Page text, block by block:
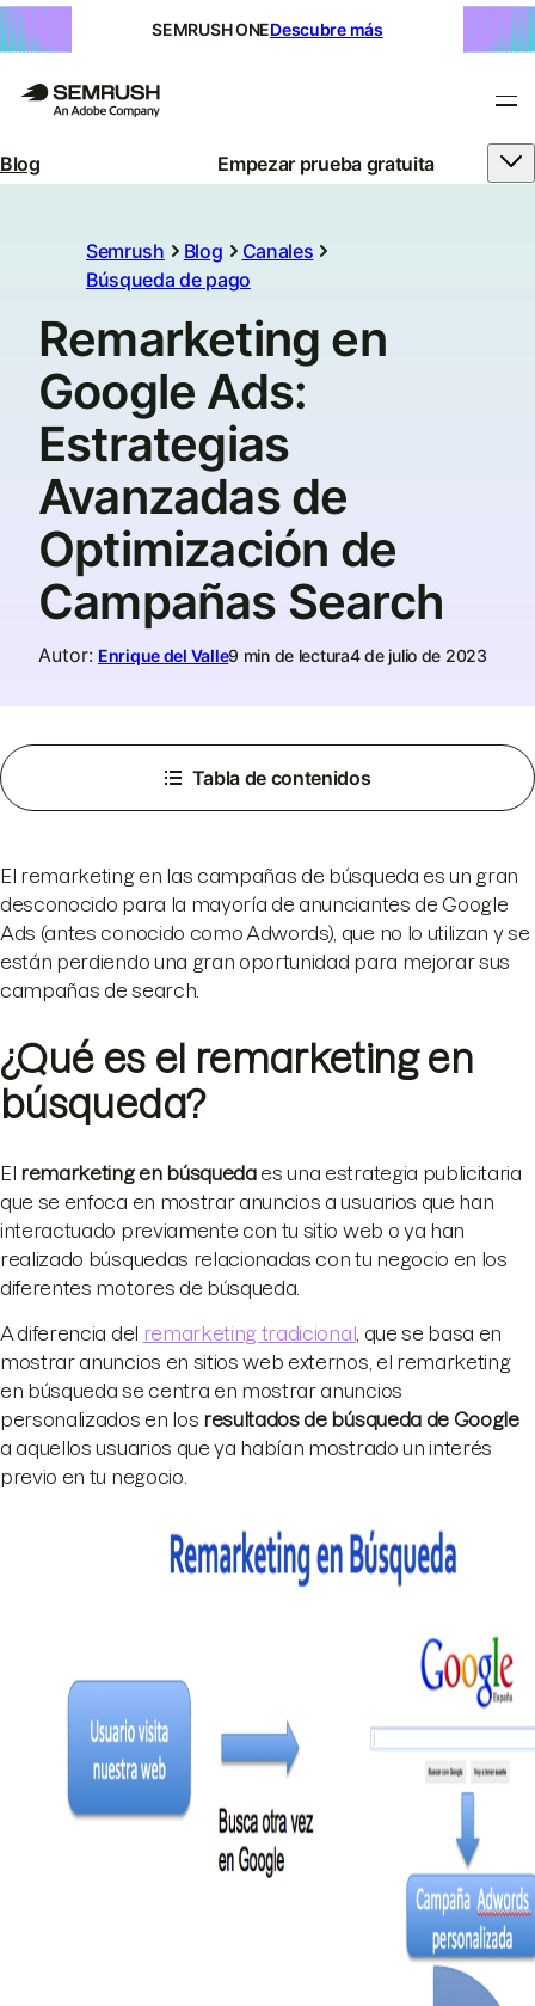
SEMRUSH ONEDescubre más
Blog Empezar prueba gratuita
Semrush Blog
Canales
Búsqueda de pago
Remarketing en
Google Ads:
Estrategias
Avanzadas de
Optimización de
Campañas Search
Autor: Enrique del Valle9 min de lectura4 de julio de 2023
Tabla de contenidos
El remarketing en las campañas de búsqueda es un gran
desconocido para la mayoría de anunciantes de Google
Ads (antes conocido como Adwords), que no lo utilizan y se
están perdiendo una gran oportunidad para mejorar sus
campañas de search.
¿Qué es el remarketing en
búsqueda?
El remarketing en búsquedaes una estrategia publicitaria
que se enfoca en mostrar anuncios a usuarios que han
interactuado previamente con tu sitio web o ya han
realizado búsquedas relacionadas con tu negocio en los
diferentes motores de búsqueda.
A diferencia del remarketing tradicional , que se basa en
mostrar anuncios en sitios web externos, el remarketing
en búsqueda se centra en mostrar anuncios
personalizados en los resultados de búsqueda de Google
a aquellos usuarios que ya habían mostrado un interés
previo en tu negocio.